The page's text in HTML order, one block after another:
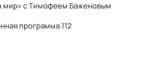
мир» с Тимофеем Баженовым
программа 112